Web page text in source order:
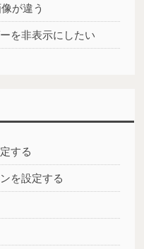
が違う
を非表示にしたい
する
を設定する